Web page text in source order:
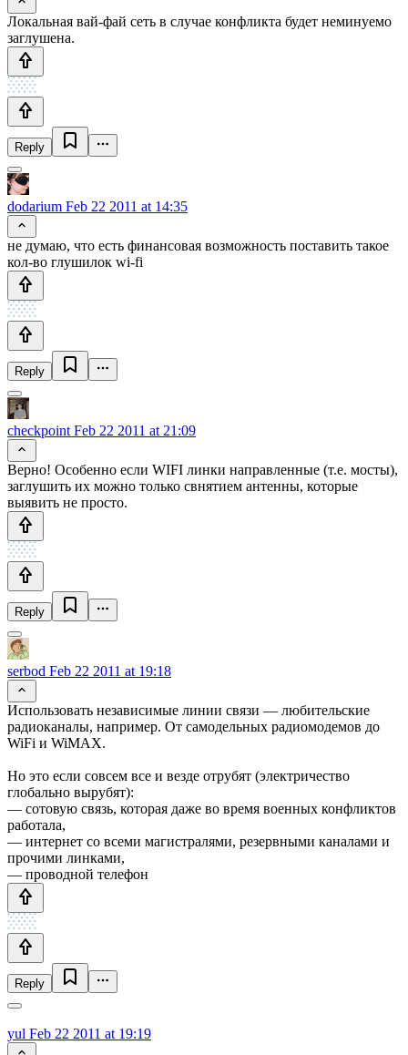
Локальная вай-фай сеть в случае конфликта будет неминуемо
заглушена.
Reply
dodarium Feb 22 2011 at 14:35
не думаю, что есть финансовая возможность поставить такое
кол-во глушилок wi-fi
Reply
checkpoint Feb 22 2011 at 21:09
Верно! Особенно если WIFI линки направленные (т.е. мосты),
заглушить их можно только свнятием антенны, которые
выявить не просто.
Reply
serbod Feb 22 2011 at 19:18
Использовать независимые линии связи — любительские
радиоканалы, например. От самодельных радиомодемов до
WiFi и WiMAX.
Но это если совсем все и везде отрубят (электричество
глобально вырубят):
— сотовую связь, которая даже во время военных конфликтов
работала,
— интернет со всеми магистралями, резервными каналами и
прочими линками,
— проводной телефон
Reply
yul Feb 22 2011 at 19:19